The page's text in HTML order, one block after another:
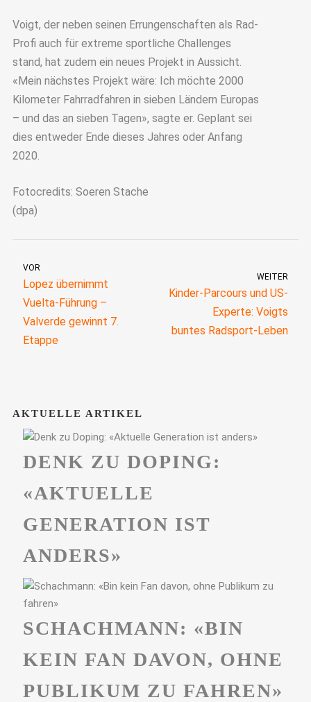
Voigt, der neben seinen Errungenschaften als Rad-
Profi auch für extreme sportliche Challenges
stand, hat zudem ein neues Projekt in Aussicht.
«Mein nächstes Projekt wäre: Ich möchte 2000
Kilometer Fahrradfahren in sieben Ländern Europas
– und das an sieben Tagen», sagte er. Geplant sei
dies entweder Ende dieses Jahres oder Anfang
2020.
Fotocredits: Soeren Stache
(dpa)
VOR
Lopez übernimmt
Vuelta-Führung –
Valverde gewinnt 7.
Etappe
WEITER
Kinder-Parcours und US-
Experte: Voigts
buntes Radsport-Leben
AKTUELLE ARTIKEL
DENK ZU DOPING:
«AKTUELLE
GENERATION IST
ANDERS»
SCHACHMANN: «BIN
KEIN FAN DAVON, OHNE
PUBLIKUM ZU FAHREN»